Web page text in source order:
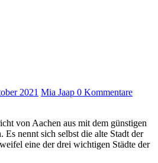
2021 Mia Jaap 0 Kommentare
von Aachen aus mit dem günstigen
nennt sich selbst die alte Stadt der
eine der drei wichtigen Städte der